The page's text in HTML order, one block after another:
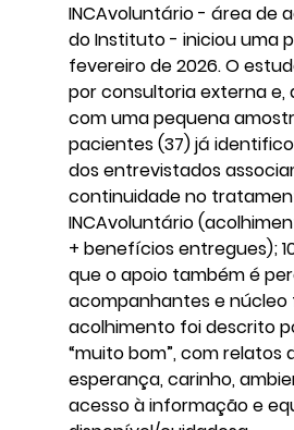
INCAvoluntário - área de
do Instituto - iniciou uma
fevereiro de 2026. O
por consultoria externa e,
com uma pequena
pacientes (37) já
dos entrevistados
continuidade no
INCAvoluntário
+ benefícios entregues);
que o apoio também é
acompanhantes e núcleo
acolhimento foi descrito
“muito bom”, com relatos
esperança, carinho,
acesso à informação e